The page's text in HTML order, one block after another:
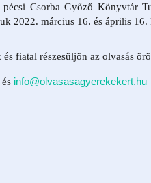
Csorba Győző Könyvtár
2022. március 16. és április 16.
fiatal részesüljön az olvasás
és info@olvasasagyerekekert.hu